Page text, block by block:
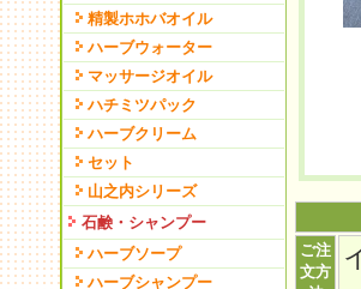
精製ホホバオイル
ハーブウォーター
マッサージオイル
ハチミツパック
ハーブクリーム
セット
山之内シリーズ
石鹸・シャンプー
ハーブソープ
ハーブシャンプー
ご注
文方